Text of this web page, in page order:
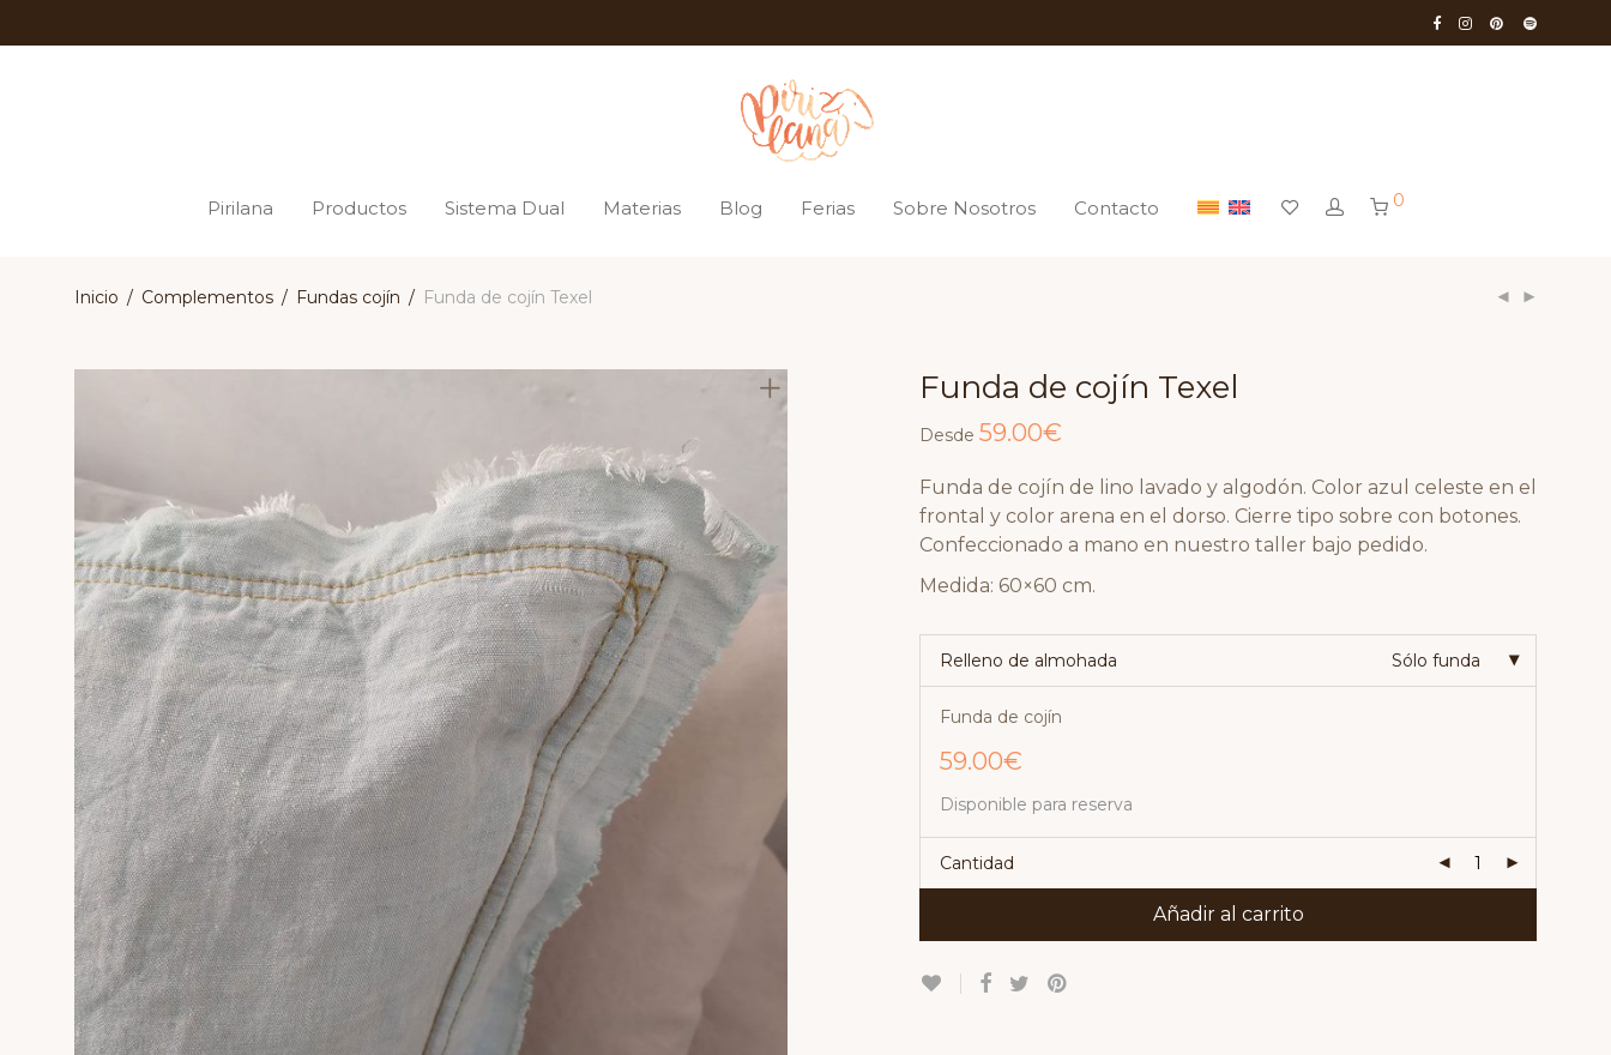
Pirilana Productos Sistema Dual Materias Blog Ferias Sobre Nosotros Contacto 0
Inicio / Complementos / Fundas cojín / Funda de cojín Texel
Funda de cojín Texel
Desde 59.00€
Funda de cojín de lino lavado y algodón. Color azul celeste en el
frontal y color arena en el dorso. Cierre tipo sobre con botones.
Confeccionado a mano en nuestro taller bajo pedido.
Medida: 60×60 cm.
Relleno de almohada Sólo funda
Funda de cojín
59.00€
Disponible para reserva
Cantidad
Añadir al carrito